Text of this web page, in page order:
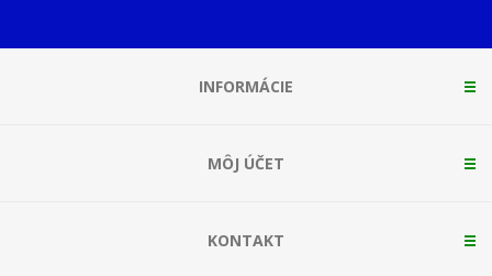
INFORMÁCIE
MÔJ ÚČET
KONTAKT